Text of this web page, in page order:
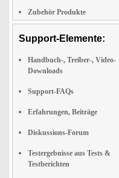
Zubehör Produkte
Support-Elemente:
Handbuch-, Treiber-, Video-
Downloads
Support-FAQs
Erfahrungen, Beiträge
Diskussions-Forum
Testergebnisse aus Tests &
Testberichten